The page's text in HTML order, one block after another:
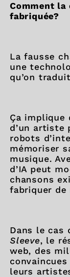
Comment
fabriquée?
La fausse
une
qu’on
Ça implique
d’un artiste
robots
mémoriser
musique.
d’IA peut
chansons
fabriquer de
Dans le cas
Sleeve, le
web, des
leurs